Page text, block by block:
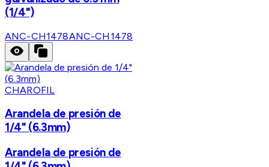
(1/4")
ANC-CH1478ANC-CH1478
CHAROFIL
Arandela de presión de
1/4" (6.3mm)
Arandela de presión de